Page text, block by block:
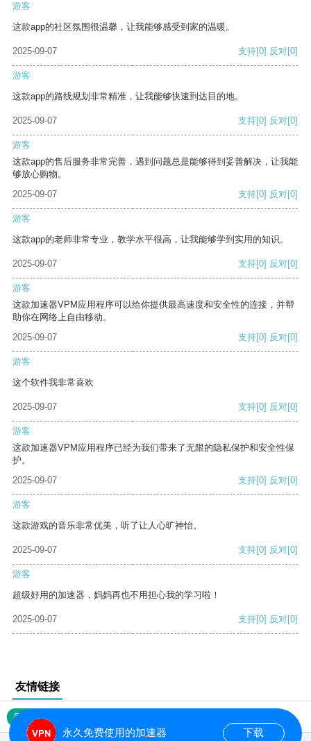
游客
这款app的社区氛围很温馨，让我能够感受到家的温暖。
2025-09-07 支持[0] 反对[0]
游客
这款app的路线规划非常精准，让我能够快速到达目的地。
2025-09-07 支持[0] 反对[0]
游客
这款app的售后服务非常完善，遇到问题总是能够得到妥善解决，让我能
够放心购物。
2025-09-07
支持[0] 反对[0]
游客
这款app的老师非常专业，教学水平很高，让我能够学到实用的知识。
2025-09-07 支持[0] 反对[0]
游客
这款加速器VPM应用程序可以给你提供最高速度和安全性的连接，并帮
助你在网络上自由移动。
2025-09-07
支持[0] 反对[0]
游客
这个软件我非常喜欢
2025-09-07 支持[0] 反对[0]
游客
这款加速器VPM应用程序已经为我们带来了无限的隐私保护和安全性保
护。
2025-09-07
支持[0] 反对[0]
游客
这款游戏的音乐非常优美，听了让人心旷神怡。
2025-09-07 支持[0] 反对[0]
游客
超级好用的加速器，妈妈再也不用担心我的学习啦！
2025-09-07 支持[0] 反对[0]
友情链接
网站地图
永久免费使用的加速器 下载